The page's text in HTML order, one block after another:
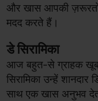
और खास आपकी
मदद करते हैं।
डे सिरामिका
आज बहुत-से ग्राहक
सिरामिका उन्हें
साथ एक खास अनुभव